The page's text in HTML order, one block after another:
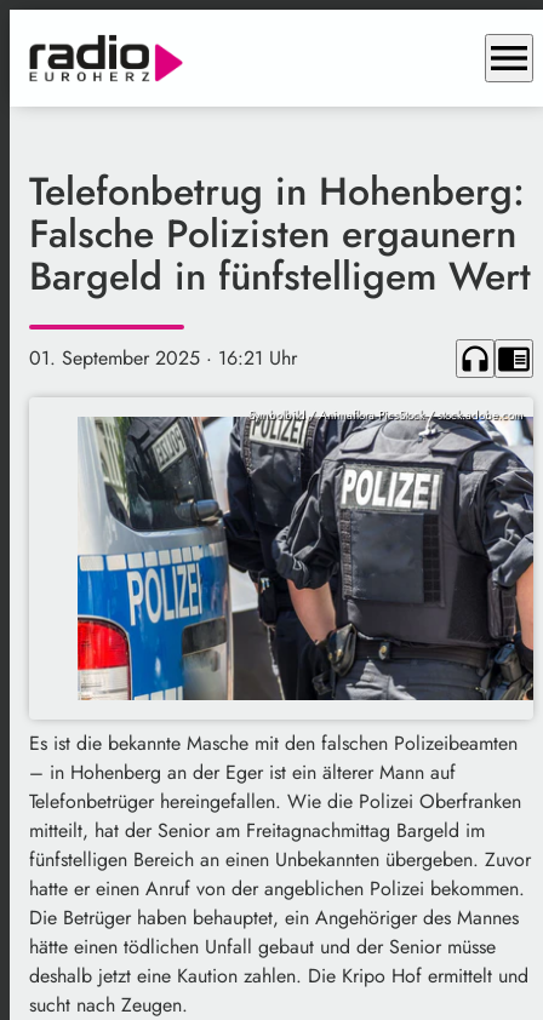
menu
Telefonbetrug in Hohenberg:
Falsche Polizisten ergaunern
Bargeld in fünfstelligem Wert
01. September 2025 · 16:21 Uhr headphones chrome_reader_mode
Symbolbild / Animaflora PicsStock / stock.adobe.com
Es ist die bekannte Masche mit den falschen Polizeibeamten
– in Hohenberg an der Eger ist ein älterer Mann auf
Telefonbetrüger hereingefallen. Wie die Polizei Oberfranken
mitteilt, hat der Senior am Freitagnachmittag Bargeld im
fünfstelligen Bereich an einen Unbekannten übergeben. Zuvor
hatte er einen Anruf von der angeblichen Polizei bekommen.
Die Betrüger haben behauptet, ein Angehöriger des Mannes
hätte einen tödlichen Unfall gebaut und der Senior müsse
deshalb jetzt eine Kaution zahlen. Die Kripo Hof ermittelt und
sucht nach Zeugen.